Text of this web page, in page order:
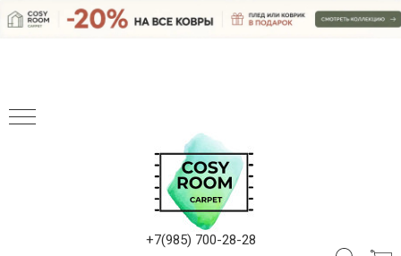
+7(985) 700-28-28